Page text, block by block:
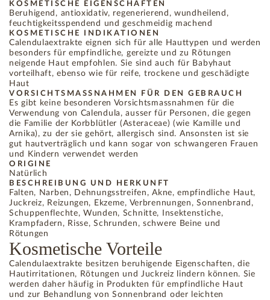
KOSMETISCHE EIGENSCHAFTEN
Beruhigend, antioxidativ, regenerierend, wundheilend,
feuchtigkeitsspendend und geschmeidig machend
KOSMETISCHE INDIKATIONEN
Calendulaextrakte eignen sich für alle Hauttypen und werden
besonders für empfindliche, gereizte und zu Rötungen
neigende Haut empfohlen. Sie sind auch für Babyhaut
vorteilhaft, ebenso wie für reife, trockene und geschädigte
Haut
VORSICHTSMASSNAHMEN FÜR DEN GEBRAUCH
Es gibt keine besonderen Vorsichtsmassnahmen für die
Verwendung von Calendula, ausser für Personen, die gegen
die Familie der Korbblütler (Asteraceae) (wie Kamille und
Arnika), zu der sie gehört, allergisch sind. Ansonsten ist sie
gut hautverträglich und kann sogar von schwangeren Frauen
und Kindern verwendet werden
ORIGINE
Natürlich
BESCHREIBUNG UND HERKUNFT
Falten, Narben, Dehnungsstreifen, Akne, empfindliche Haut,
Juckreiz, Reizungen, Ekzeme, Verbrennungen, Sonnenbrand,
Schuppenflechte, Wunden, Schnitte, Insektenstiche,
Krampfadern, Risse, Schrunden, schwere Beine und
Rötungen
Kosmetische Vorteile
Calendulaextrakte besitzen beruhigende Eigenschaften, die
Hautirritationen, Rötungen und Juckreiz lindern können. Sie
werden daher häufig in Produkten für empfindliche Haut
und zur Behandlung von Sonnenbrand oder leichten